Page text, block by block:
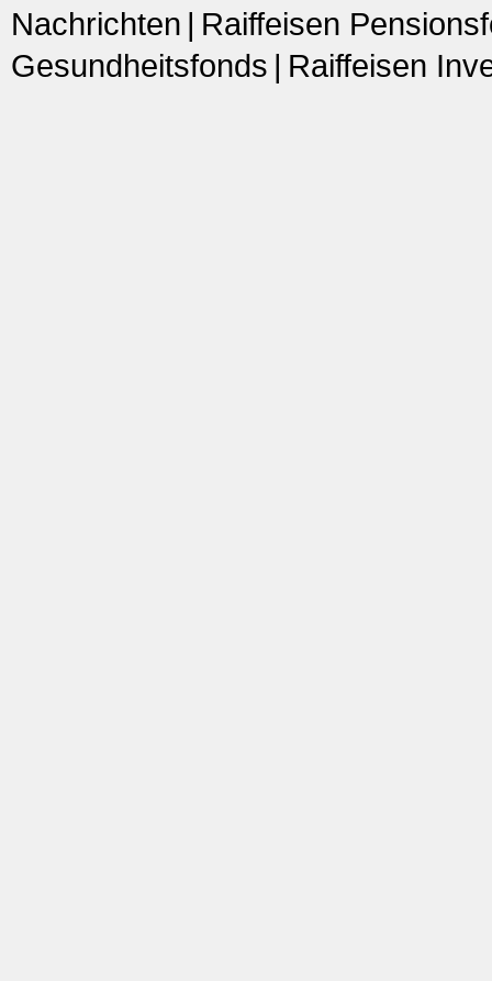
Nachrichten
Raiffeisen
Gesundheitsfonds
Raiffeisen